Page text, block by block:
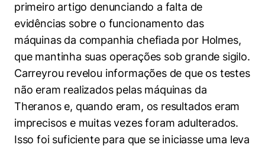
primeiro artigo denunciando a falta de
evidências sobre o funcionamento das
máquinas da companhia chefiada por Holmes,
que mantinha suas operações sob grande sigilo.
Carreyrou revelou informações de que os testes
não eram realizados pelas máquinas da
Theranos e, quando eram, os resultados eram
imprecisos e muitas vezes foram adulterados.
Isso foi suficiente para que se iniciasse uma leva